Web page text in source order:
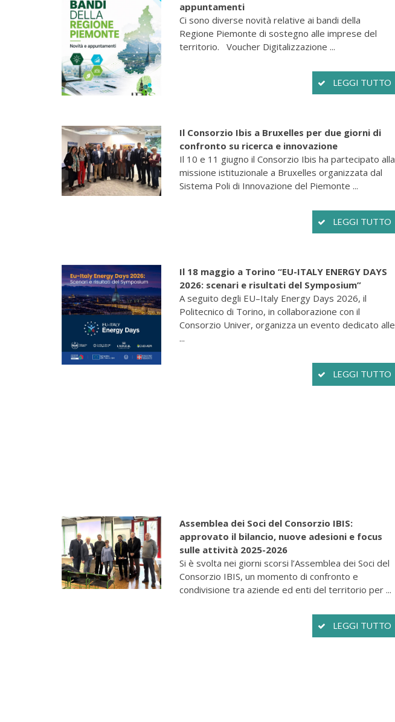
appuntamenti
Ci sono diverse novità relative ai bandi della
Regione Piemonte di sostegno alle imprese del
territorio. Voucher Digitalizzazione ...
LEGGI TUTTO
Il Consorzio Ibis a Bruxelles per due giorni di
confronto su ricerca e innovazione
Il 10 e 11 giugno il Consorzio Ibis ha partecipato alla
missione istituzionale a Bruxelles organizzata dal
Sistema Poli di Innovazione del Piemonte ...
LEGGI TUTTO
Il 18 maggio a Torino “EU-ITALY ENERGY DAYS
2026: scenari e risultati del Symposium”
A seguito degli EU–Italy Energy Days 2026, il
Politecnico di Torino, in collaborazione con il
Consorzio Univer, organizza un evento dedicato alle
...
LEGGI TUTTO
Assemblea dei Soci del Consorzio IBIS:
approvato il bilancio, nuove adesioni e focus
sulle attività 2025-2026
Si è svolta nei giorni scorsi l’Assemblea dei Soci del
Consorzio IBIS, un momento di confronto e
condivisione tra aziende ed enti del territorio per ...
LEGGI TUTTO